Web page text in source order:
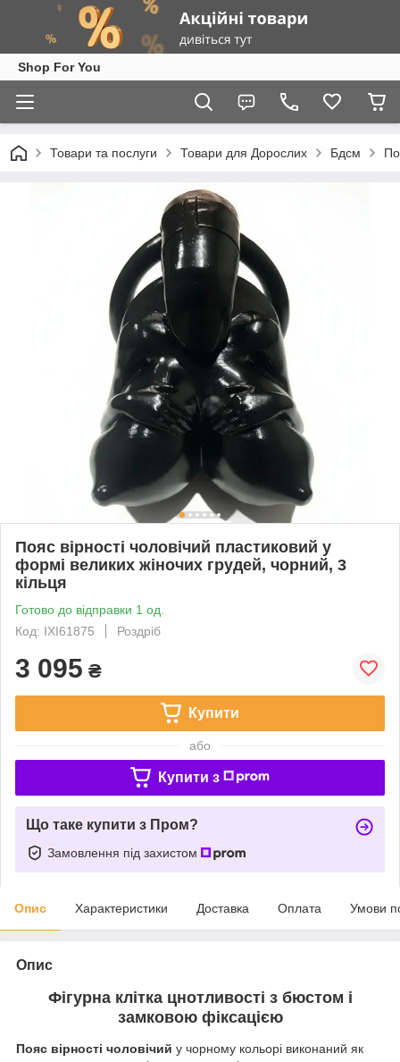
Shop For You
Товари та послуги Товари для Дорослих Бдсм
Пояс вірності чоловічий пластиковий у
формі великих жіночих грудей, чорний, 3
кільця
Готово до відправки 1 од.
Код: IXI61875
Роздріб
3 095 ₴
Купити
або
Купити з
Що таке купити з Пром?
Замовлення під захистом
Опис Характеристики Доставка Оплата Умови
Опис
Фігурна клітка цнотливості з бюстом і
замковою фіксацією
Пояс вірності чоловічий у чорному кольорі виконаний як